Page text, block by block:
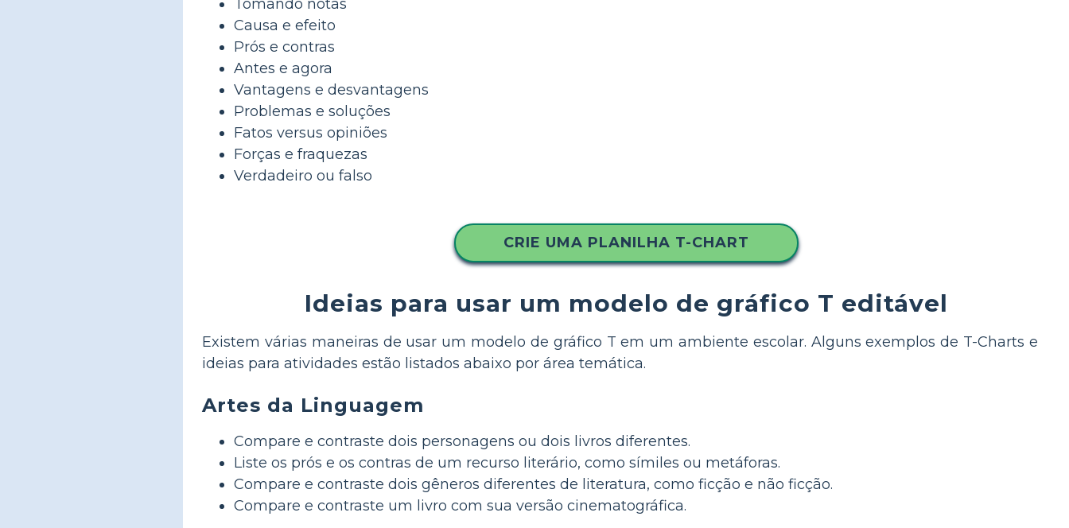
Tomando notas
Causa e efeito
Prós e contras
Antes e agora
Vantagens e desvantagens
Problemas e soluções
Fatos versus opiniões
Forças e fraquezas
Verdadeiro ou falso
CRIE UMA PLANILHA T-CHART
Ideias para usar um modelo de gráfico T editável
Existem várias maneiras de usar um modelo de gráfico T em um ambiente escolar. Alguns exemplos de T-Charts e
ideias para atividades estão listados abaixo por área temática.
Artes da Linguagem
Compare e contraste dois personagens ou dois livros diferentes.
Liste os prós e os contras de um recurso literário, como símiles ou metáforas.
Compare e contraste dois gêneros diferentes de literatura, como ficção e não ficção.
Compare e contraste um livro com sua versão cinematográfica.